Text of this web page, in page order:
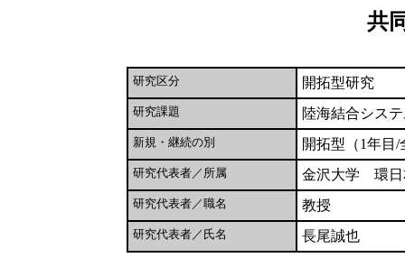
共
研究区分 開拓型研究
研究課題 陸海結合シス
新規・継続の別 開拓型（1年目/
研究代表者／所属 金沢大学 環日
研究代表者／職名 教授
研究代表者／氏名 長尾誠也